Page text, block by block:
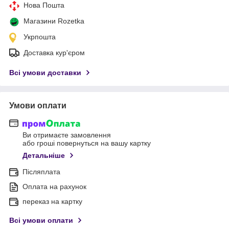
Нова Пошта
Магазини Rozetka
Укрпошта
Доставка кур'єром
Всі умови доставки
Умови оплати
Ви отримаєте замовлення
або гроші повернуться на вашу картку
Детальніше
Післяплата
Оплата на рахунок
переказ на картку
Всі умови оплати